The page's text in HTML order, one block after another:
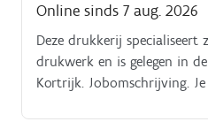
Online sinds 7 aug. 2026
Deze drukkerij specialiseert
drukwerk en is gelegen in
Kortrijk. Jobomschrijving.